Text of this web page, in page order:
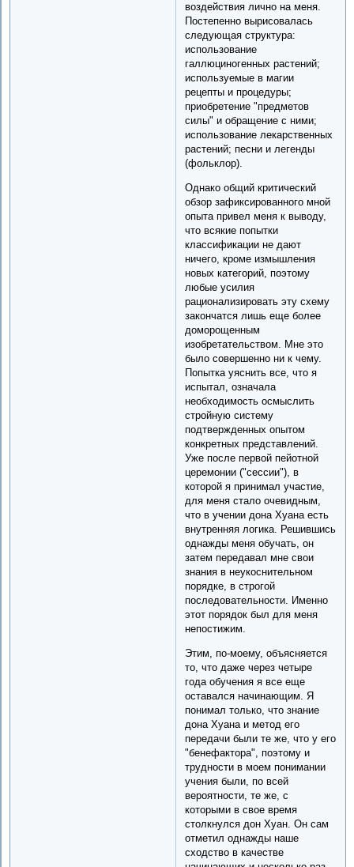
воздействия лично на меня.
Постепенно вырисовалась
следующая структура:
использование
галлюциногенных растений;
используемые в магии
рецепты и процедуры;
приобретение "предметов
силы" и обращение с ними;
использование лекарственных
растений; песни и легенды
(фольклор).
Однако общий критический
обзор зафиксированного мной
опыта привел меня к выводу,
что всякие попытки
классификации не дают
ничего, кроме измышления
новых категорий, поэтому
любые усилия
рационализировать эту схему
закончатся лишь еще более
доморощенным
изобретательством. Мне это
было совершенно ни к чему.
Попытка уяснить все, что я
испытал, означала
необходимость осмыслить
стройную систему
подтвержденных опытом
конкретных представлений.
Уже после первой пейотной
церемонии ("сессии"), в
которой я принимал участие,
для меня стало очевидным,
что в учении дона Хуана есть
внутренняя логика. Решившись
однажды меня обучать, он
затем передавал мне свои
знания в неукоснительном
порядке, в строгой
последовательности. Именно
этот порядок был для меня
непостижим.
Этим, по-моему, объясняется
то, что даже через четыре
года обучения я все еще
оставался начинающим. Я
понимал только, что знание
дона Хуана и метод его
передачи были те же, что у его
"бенефактора", поэтому и
трудности в моем понимании
учения были, по всей
вероятности, те же, с
которыми в свое время
столкнулся дон Хуан. Он сам
отметил однажды наше
сходство в качестве